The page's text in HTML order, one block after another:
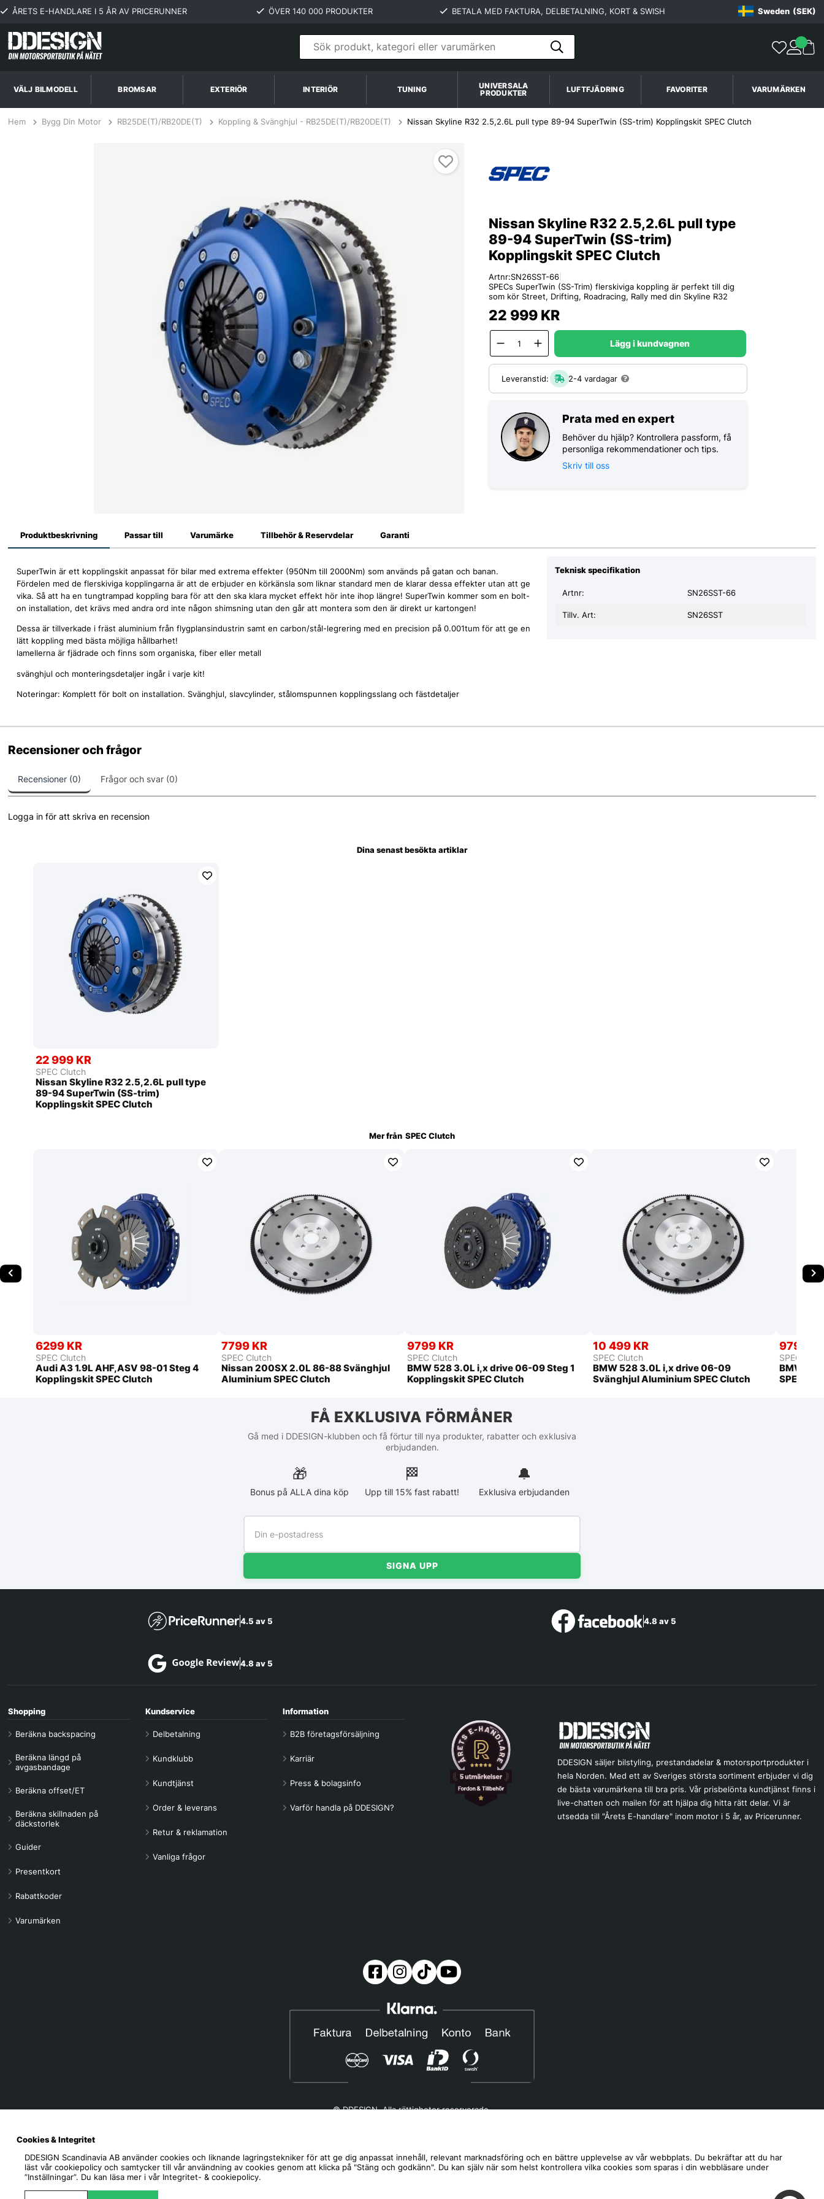
ÅRETS E-HANDLARE I 5 ÅR AV PRICERUNNER ÖVER 140 000 PRODUKTER BETALA MED FAKTURA, DELBETALNING, KORT & SWISH Sweden (SEK)
VÄLJ BILMODELL BROMSAR EXTERIÖR INTERIÖR TUNING
UNIVERSALA
PRODUKTER
LUFTFJÄDRING FAVORITER VARUMÄRKEN
Hem Bygg Din Motor RB25DE(T)/RB20DE(T) Koppling & Svänghjul - RB25DE(T)/RB20DE(T) Nissan Skyline R32 2.5,2.6L pull type 89-94 SuperTwin (SS-trim) Kopplingskit SPEC Clutch
Nissan Skyline R32 2.5,2.6L pull type
89-94 SuperTwin (SS-trim)
Kopplingskit SPEC Clutch
Artnr:SN26SST-66
SPECs SuperTwin (SS-Trim) flerskiviga koppling är perfekt till dig
som kör Street, Drifting, Roadracing, Rally med din Skyline R32
22 999 KR
Lägg i kundvagnen
Leveranstid: 2-4 vardagar
Prata med en expert
Behöver du hjälp? Kontrollera passform, få
personliga rekommendationer och tips.
Skriv till oss
Produktbeskrivning
SuperTwin är ett kopplingskit anpassat för bilar med extrema effekter (950Nm till 2000Nm) som används på gatan och banan.
Fördelen med de flerskiviga kopplingarna är att de erbjuder en körkänsla som liknar standard men de klarar dessa effekter utan att ge
vika. Så att ha en tungtrampad koppling bara för att den ska klara mycket effekt hör inte ihop längre! SuperTwin kommer som en bolt-
on installation, det krävs med andra ord inte någon shimsning utan den går att montera som den är direkt ur kartongen!
Dessa är tillverkade i fräst aluminium från flygplansindustrin samt en carbon/stål-legrering med en precision på 0.001tum för att ge en
lätt koppling med bästa möjliga hållbarhet!
lamellerna är fjädrade och finns som organiska, fiber eller metall
svänghjul och monteringsdetaljer ingår i varje kit!
Noteringar: Komplett för bolt on installation. Svänghjul, slavcylinder, stålomspunnen kopplingsslang och fästdetaljer
Teknisk specifikation
Tillv. Art: SN26SST
Artnr: SN26SST-66
Passar till Varumärke Tillbehör & Reservdelar Garanti
Recensioner och frågor
Recensioner (0) Frågor och svar (0)
Logga in för att skriva en recension
Dina senast besökta artiklar
22 999 KR
SPEC Clutch
Nissan Skyline R32 2.5,2.6L pull type
89-94 SuperTwin (SS-trim)
Kopplingskit SPEC Clutch
Mer från SPEC Clutch
6299 KR
SPEC Clutch
Audi A3 1.9L AHF,ASV 98-01 Steg 4
Kopplingskit SPEC Clutch
7799 KR
SPEC Clutch
Nissan 200SX 2.0L 86-88 Svänghjul
Aluminium SPEC Clutch
9799 KR
SPEC Clutch
BMW 528 3.0L i,x drive 06-09 Steg 1
Kopplingskit SPEC Clutch
10 499 KR
SPEC Clutch
BMW 528 3.0L i,x drive 06-09
Svänghjul Aluminium SPEC Clutch
9799
SPEC
BMW
SPEC
FÅ EXKLUSIVA FÖRMÅNER
Gå med i DDESIGN-klubben och få förtur till nya produkter, rabatter och exklusiva
erbjudanden.
🎁
Bonus på ALLA dina köp
🏁︎
Upp till 15% fast rabatt!
🔔
Exklusiva erbjudanden
SIGNA UPP
4.5 av 5 4.8 av 5
4.8 av 5
Shopping
Beräkna backspacing
Beräkna längd på
avgasbandage
Beräkna offset/ET
Beräkna skillnaden på
däckstorlek
Guider
Presentkort
Rabattkoder
Varumärken
Kundservice
Delbetalning
Kundklubb
Kundtjänst
Order & leverans
Retur & reklamation
Vanliga frågor
Information
B2B företagsförsäljning
Karriär
Press & bolagsinfo
Varför handla på DDESIGN?
DDESIGN säljer bilstyling, prestandadelar & motorsportprodukter i
hela Norden. Med ett av Sveriges största sortiment erbjuder vi dig
de bästa varumärkena till bra pris. Vår prisbelönta kundtjänst finns i
live-chatten och mailen för att hjälpa dig hitta rätt delar. Vi är
utsedda till "Årets E-handlare" inom motor i 5 år, av Pricerunner.
© DDESIGN. Alla rättigheter reserverade.
Helgfria vardagar 10:00-12:00
Cookies & Integritet
DDESIGN Scandinavia AB använder cookies och liknande lagringstekniker för att ge dig anpassat innehåll, relevant marknadsföring och en bättre upplevelse av vår webbplats. Du bekräftar att du har
läst vår cookiepolicy och samtycker till vår användning av cookies genom att klicka på "Stäng och godkänn". Du kan själv när som helst kontrollera vilka cookies som sparas i din webbläsare under
”Inställningar”. Du kan läsa mer i vår Integritet- & cookiepolicy.